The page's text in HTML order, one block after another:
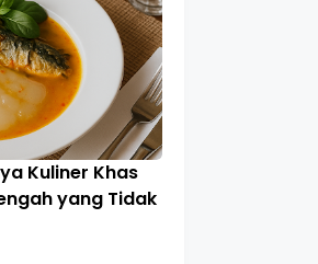
Kuliner Khas
yang Tidak